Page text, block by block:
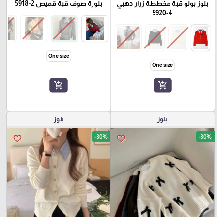
بلوز بولو قبة مخططة زرار دهبي
4-5920
One size
add_shopping_cart
بلوزة صوف قبة قميص 2-5918
One size
add_shopping_cart
بلوز
favorite_border -30%
بلوز
favorite_border -30%